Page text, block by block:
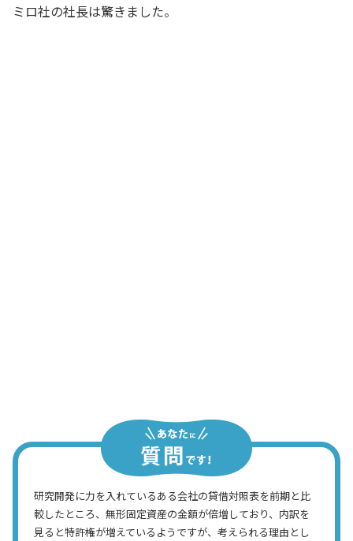
ミロ社の社長は驚きました。
研究開発に力を入れているある会社の貸借対照表を前期と比
較したところ、無形固定資産の金額が倍増しており、内訳を
見ると特許権が増えているようですが、考えられる理由とし